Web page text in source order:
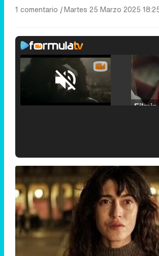
1 comentario |Martes 25 Marzo 2025
Unmute /